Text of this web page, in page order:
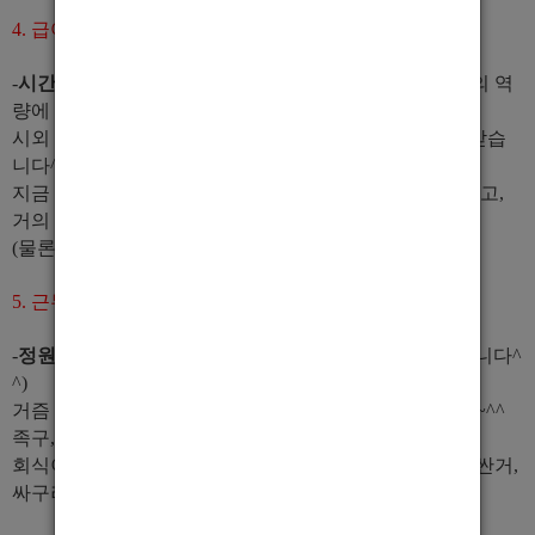
4. 급여부분은 어떻게 되나요?
-시간당 T/C 35000원
인데 이것은 개인의 역
량에 따라 올라갔음 올라갔지 내려가지는 않습니다.
시외 지역까지 나가는데 T/C 4만원, T/C 4만5천원 까지 받습
니다^^
지금 여기 제일 잘되는 식구들은
벌고 있고,
거의
(물론 그정도 안되는 식구도 몇 있지만요ㅜㅜ)
5. 근무환경은 어떻게 되나요?
-정원은 36명까지
입니다~^^(그만큼의 준비가 되어있습니다^
^)
거즘
를 하고 있습니다~^^
족구, 축구,농구, 야유회, 회식 등등
회식이나 야유회 한다고 제 식구들 한테 어떻게는 싸게, 싼거,
싸구려 안맥입니다!!